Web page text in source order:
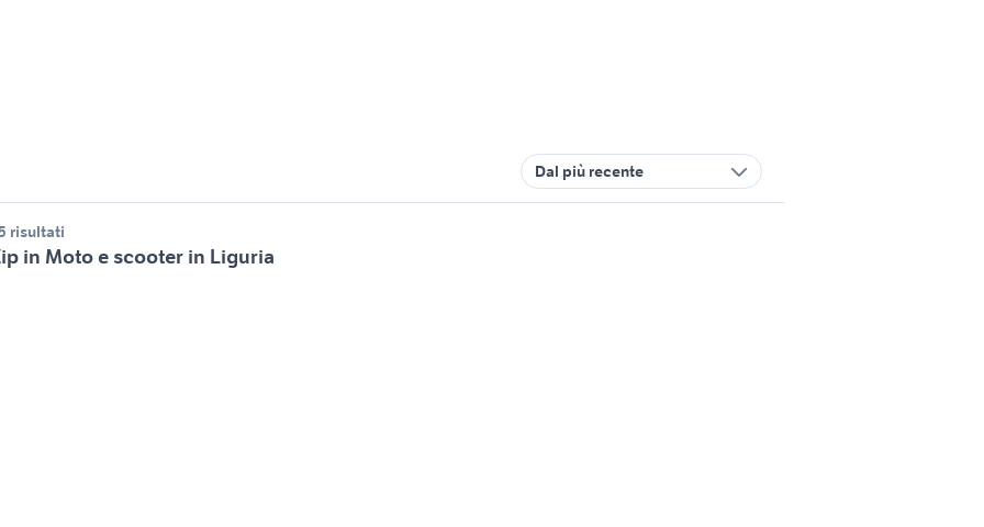
Dal più recente
risultati
in Moto e scooter in Liguria